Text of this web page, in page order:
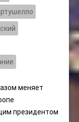
меняет
президентом